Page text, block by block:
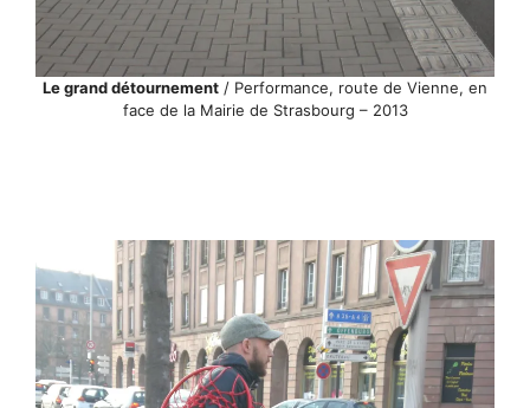
Le grand détournement / Performance, route de Vienne, en
face de la Mairie de Strasbourg – 2013